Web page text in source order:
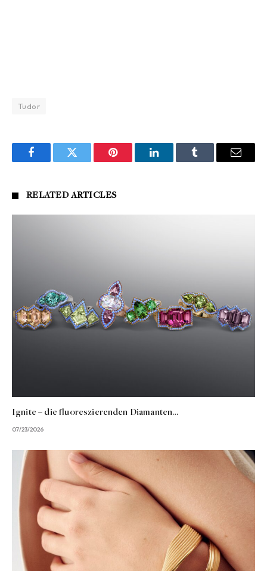
Tudor
FacebookTwitter Pinterest LinkedInTumblr Email
RELATEDARTICLES
Ignite – die fluoreszierenden Diamanten…
07/23/2026